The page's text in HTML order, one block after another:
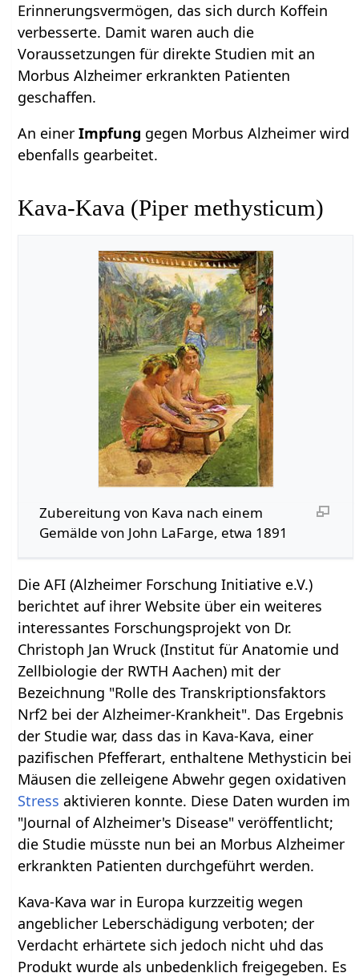
Erinnerungsvermögen, das sich durch Koffein
verbesserte. Damit waren auch die
Voraussetzungen für direkte Studien mit an
Morbus Alzheimer erkrankten Patienten
geschaffen.
An einerImpfung gegen Morbus Alzheimer wird
ebenfalls gearbeitet.
Kava-Kava (Piper methysticum)
Zubereitung von Kava nach einem
Gemälde von John LaFarge, etwa 1891
Die AFI (Alzheimer Forschung Initiative e.V.)
berichtet auf ihrer Website über ein weiteres
interessantes Forschungsprojekt von Dr.
Christoph Jan Wruck (Institut für Anatomie und
Zellbiologie der RWTH Aachen) mit der
Bezeichnung "Rolle des Transkriptionsfaktors
Nrf2 bei der Alzheimer-Krankheit". Das Ergebnis
der Studie war, dass das in Kava-Kava, einer
pazifischen Pfefferart, enthaltene Methysticin bei
Mäusen die zelleigene Abwehr gegen oxidativen
Stress aktivieren konnte. Diese Daten wurden im
"Journal of Alzheimer's Disease" veröffentlicht;
die Studie müsste nun bei an Morbus Alzheimer
erkrankten Patienten durchgeführt werden.
Kava-Kava war in Europa kurzzeitig wegen
angeblicher Leberschädigung verboten; der
Verdacht erhärtete sich jedoch nicht uhd das
Produkt wurde als unbedenklich freigegeben. Es